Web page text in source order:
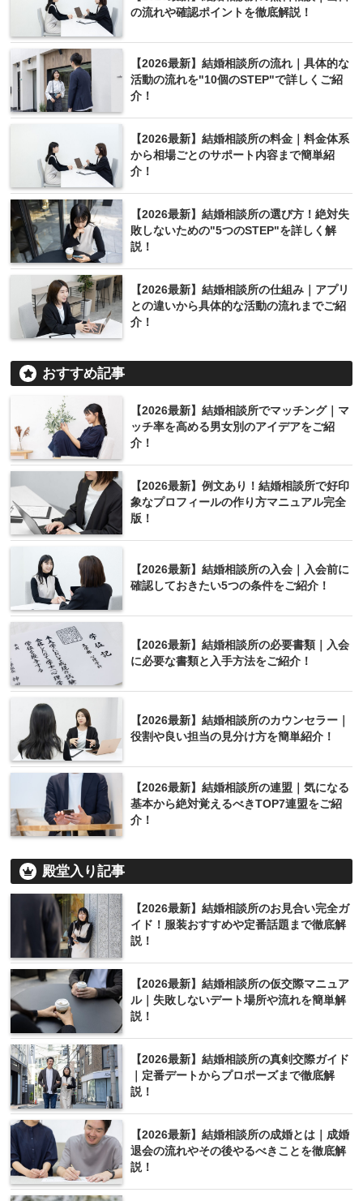
の流れや確認ポイントを徹底解説！
【2026最新】結婚相談所の流れ｜具体的な
活動の流れを"10個のSTEP"で詳しくご紹
介！
【2026最新】結婚相談所の料金｜料金体系
から相場ごとのサポート内容まで簡単紹
介！
【2026最新】結婚相談所の選び方！絶対失
敗しないための"5つのSTEP"を詳しく解
説！
【2026最新】結婚相談所の仕組み｜アプリ
との違いから具体的な活動の流れまでご紹
介！
おすすめ記事
【2026最新】結婚相談所でマッチング｜マ
ッチ率を高める男女別のアイデアをご紹
介！
【2026最新】例文あり！結婚相談所で好印
象なプロフィールの作り方マニュアル完全
版！
【2026最新】結婚相談所の入会｜入会前に
確認しておきたい5つの条件をご紹介！
【2026最新】結婚相談所の必要書類｜入会
に必要な書類と入手方法をご紹介！
【2026最新】結婚相談所のカウンセラー｜
役割や良い担当の見分け方を簡単紹介！
【2026最新】結婚相談所の連盟｜気になる
基本から絶対覚えるべきTOP7連盟をご紹
介！
殿堂入り記事
【2026最新】結婚相談所のお見合い完全ガ
イド！服装おすすめや定番話題まで徹底解
説！
【2026最新】結婚相談所の仮交際マニュア
ル｜失敗しないデート場所や流れを簡単解
説！
【2026最新】結婚相談所の真剣交際ガイド
｜定番デートからプロポーズまで徹底解
説！
【2026最新】結婚相談所の成婚とは｜成婚
退会の流れやその後やるべきことを徹底解
説！